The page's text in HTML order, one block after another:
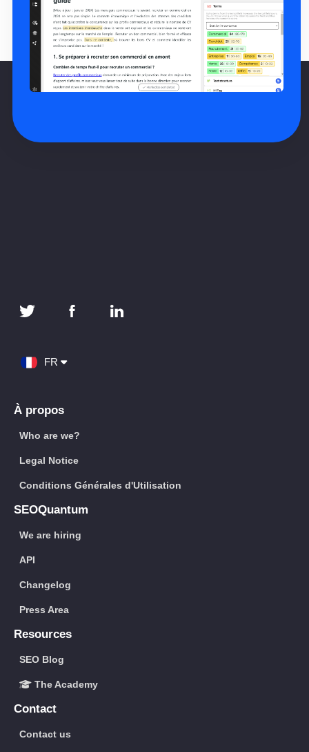
FR
À propos
Who are we?
Legal Notice
Conditions Générales d'Utilisation
SEOQuantum
We are hiring
API
Changelog
Press Area
Resources
SEO Blog
The Academy
Contact
Contact us